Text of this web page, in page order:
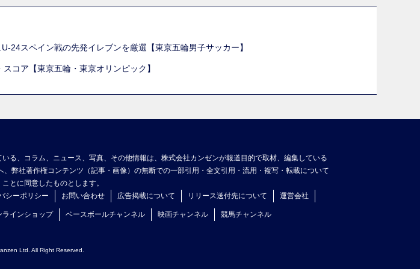
24スペイン戦の先発イレブンを厳選【東京五輪男子サッカー】
ア【東京五輪・東京オリンピック】
る、コラム、ニュース、写真、その他情報は、株式会社カンゼンが報道目的で取材、編集している
弊社著作権コンテンツ（記事・画像）の無断での一部引用・全文引用・流用・複写・転載について
とに同意したものとします。
シーポリシー お問い合わせ 広告掲載について リリース送付先について 運営会社
ラインショップ ベースボールチャンネル 映画チャンネル 競馬チャンネル
Ltd. All Right Reserved.